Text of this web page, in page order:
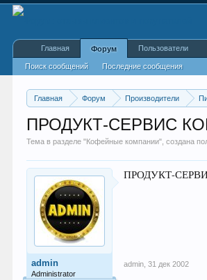
Главная Форум Производители
ПРОДУКТ-СЕРВИС
Тема в разделе "Кофейные компании", создана
admin
Administrator
ПРОДУКТ-
admin 31 дек 2002
Главная Форум
Поиск сообщений Последние сообщения
Пользователи